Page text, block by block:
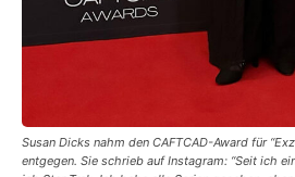
Susan Dicks nahm den CAFTCAD-Award für
entgegen. Sie schrieb auf Instagram: “Seit ich